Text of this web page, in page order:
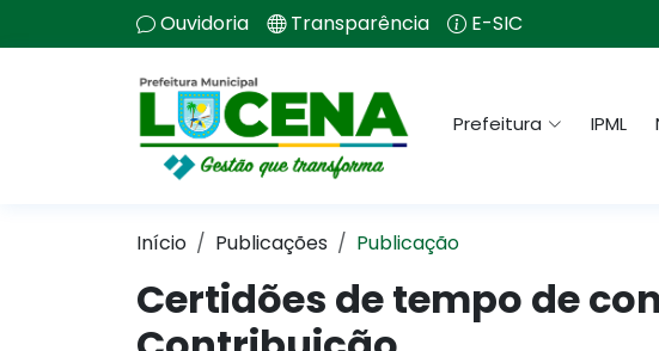
Ouvidoria Transparência E-SIC
Prefeitura IPML
Início Publicações Publicação
Certidões de tempo de